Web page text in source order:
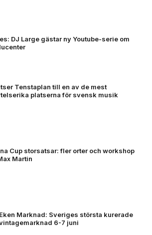
DJ Large gästar ny Youtube-serie om
Tenstaplan till en av de mest
platserna för svensk musik
Cup storsatsar: fler orter och workshop
Martin
Eken Marknad: Sveriges största kurerade
6-7 juni